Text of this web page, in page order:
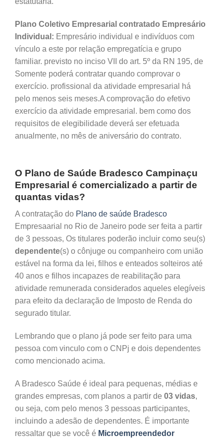
Plano Coletivo Empresarial contratado Empresário
Individual: Empresário individual e indivíduos com
vínculo a este por relação empregatícia e grupo
familiar. previsto no inciso VII do art. 5º da RN 195, de
Somente poderá contratar quando comprovar o
exercício. profissional da atividade empresarial há
pelo menos seis meses.A comprovação do efetivo
exercício da atividade empresarial. bem como dos
requisitos de elegibilidade deverá ser efetuada
anualmente, no mês de aniversário do contrato.
O Plano de Saúde Bradesco Campinaçu
Empresarial é comercializado a partir de
quantas vidas?
A contratação do Plano de saúde Bradesco
Empresaarial no Rio de Janeiro pode ser feita a partir
de 3 pessoas, Os titulares poderão incluir como seu(s)
dependente(s) o cônjuge ou companheiro com união
estável na forma da lei, filhos e enteados solteiros até
40 anos e filhos incapazes de reabilitação para
atividade remunerada considerados aqueles elegíveis
para efeito da declaração de Imposto de Renda do
segurado titular.
Lembrando que o plano já pode ser feito para uma
pessoa com vinculo com o CNPj e dois dependentes
como mencionado acima.
A Bradesco Saúde é ideal para pequenas, médias e
grandes empresas, com planos a partir de 03 vidas,
ou seja, com pelo menos 3 pessoas participantes,
incluindo a adesão de dependentes. É importante
ressaltar que se você é Microempreendedor